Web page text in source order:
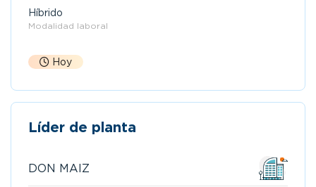
Híbrido
Modalidad laboral
Hoy
Líder de planta
DON MAIZ